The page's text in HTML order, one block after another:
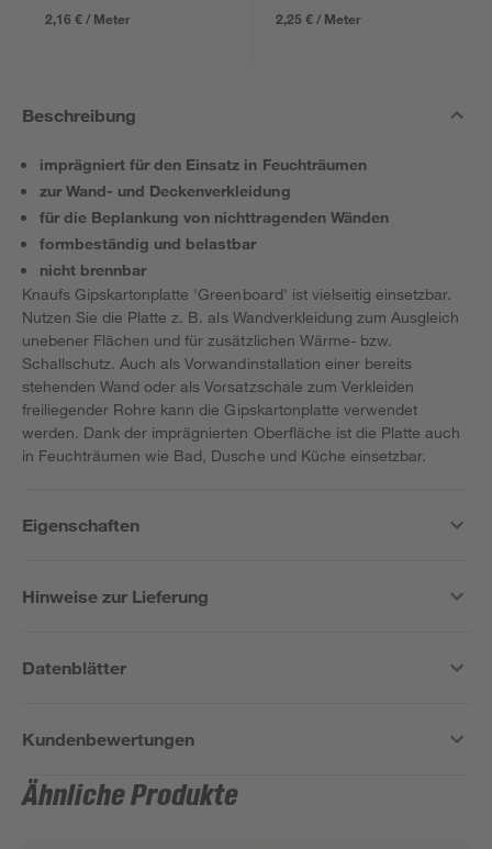
2,16 € / Meter 2,25 € / Meter
Beschreibung
imprägniert für den Einsatz in Feuchträumen
zur Wand- und Deckenverkleidung
für die Beplankung von nichttragenden Wänden
formbeständig und belastbar
nicht brennbar
Knaufs Gipskartonplatte 'Greenboard' ist vielseitig einsetzbar.
Nutzen Sie die Platte z. B. als Wandverkleidung zum Ausgleich
unebener Flächen und für zusätzlichen Wärme- bzw.
Schallschutz. Auch als Vorwandinstallation einer bereits
stehenden Wand oder als Vorsatzschale zum Verkleiden
freiliegender Rohre kann die Gipskartonplatte verwendet
werden. Dank der imprägnierten Oberfläche ist die Platte auch
in Feuchträumen wie Bad, Dusche und Küche einsetzbar.
Eigenschaften
Hinweise zur Lieferung
Datenblätter
Kundenbewertungen
Ähnliche Produkte